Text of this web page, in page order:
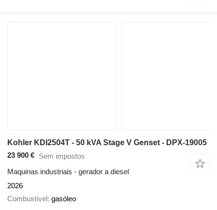
Kohler KDI2504T - 50 kVA Stage V Genset - DPX-19005
23 900 € Sem impostos
Maquinas industriais - gerador a diesel
2026
Combustível gasóleo